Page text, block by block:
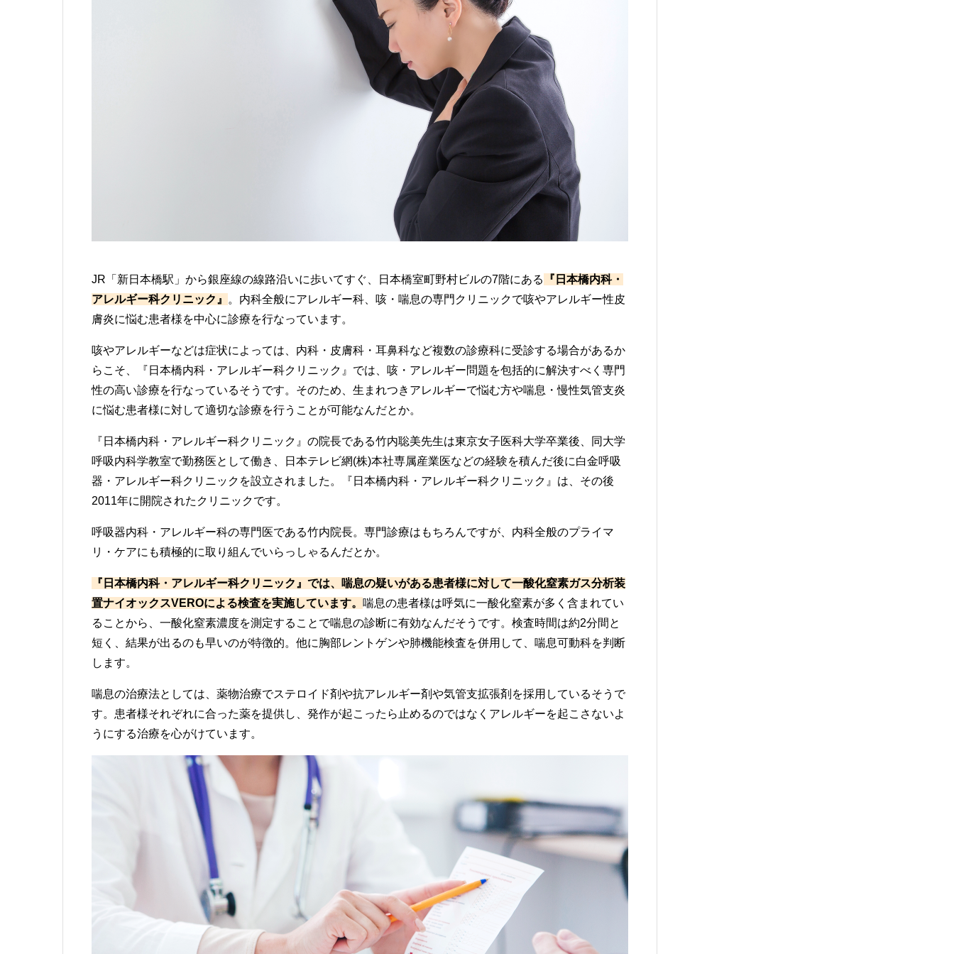
JR「新日本橋駅」から銀座線の線路沿いに歩いてすぐ、日本橋室町野村ビルの7階にある
『日本橋内科・
アレルギー科クリニック』
。内科全般にアレルギー科、咳・喘息の専門クリニックで咳やアレルギー性皮
膚炎に悩む患者様を中心に診療を行なっています。
咳やアレルギーなどは症状によっては、内科・皮膚科・耳鼻科など複数の診療科に受診する場合があるか
らこそ、『日本橋内科・アレルギー科クリニック』では、咳・アレルギー問題を包括的に解決すべく専門
性の高い診療を行なっているそうです。そのため、生まれつきアレルギーで悩む方や喘息・慢性気管支炎
に悩む患者様に対して適切な診療を行うことが可能なんだとか。
『日本橋内科・アレルギー科クリニック』の院長である竹内聡美先生は東京女子医科大学卒業後、同大学
呼吸内科学教室で勤務医として働き、日本テレビ網(株)本社専属産業医などの経験を積んだ後に白金呼吸
器・アレルギー科クリニックを設立されました。『日本橋内科・アレルギー科クリニック』は、その後
2011年に開院されたクリニックです。
呼吸器内科・アレルギー科の専門医である竹内院長。専門診療はもちろんですが、内科全般のプライマ
リ・ケアにも積極的に取り組んでいらっしゃるんだとか。
『日本橋内科・アレルギー科クリニック』では、喘息の疑いがある患者様に対して一酸化窒素ガス分析装
置ナイオックスVEROによる検査を実施しています。 喘息の患者様は呼気に一酸化窒素が多く含まれてい
ることから、一酸化窒素濃度を測定することで喘息の診断に有効なんだそうです。検査時間は約2分間と
短く、結果が出るのも早いのが特徴的。他に胸部レントゲンや肺機能検査を併用して、喘息可動科を判断
します。
喘息の治療法としては、薬物治療でステロイド剤や抗アレルギー剤や気管支拡張剤を採用しているそうで
す。患者様それぞれに合った薬を提供し、発作が起こったら止めるのではなくアレルギーを起こさないよ
うにする治療を心がけています。